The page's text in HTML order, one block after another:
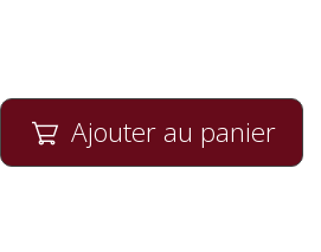
 Ajouter au panier